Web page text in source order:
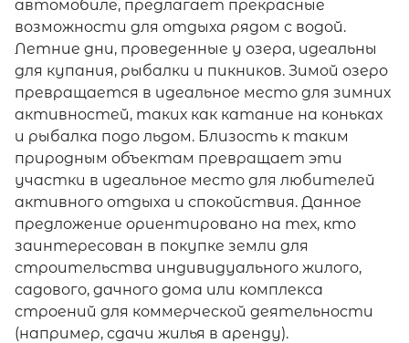
автомобиле, предлагает прекрасные
возможности для отдыха рядом с водой.
Летние дни, проведенные у озера, идеальны
для купания, рыбалки и пикников. Зимой озеро
превращается в идеальное место для зимних
активностей, таких как катание на коньках
и рыбалка подо льдом. Близость к таким
природным объектам превращает эти
участки в идеальное место для любителей
активного отдыха и спокойствия. Данное
предложение ориентировано на тех, кто
заинтересован в покупке земли для
строительства индивидуального жилого,
садового, дачного дома или комплекса
строений для коммерческой деятельности
(например, сдачи жилья в аренду).